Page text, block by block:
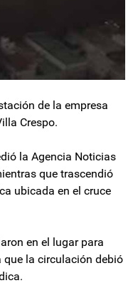
de la empresa
Crespo.
la Agencia Noticias
que trascendió
ubicada en el cruce
en el lugar para
que la circulación debió